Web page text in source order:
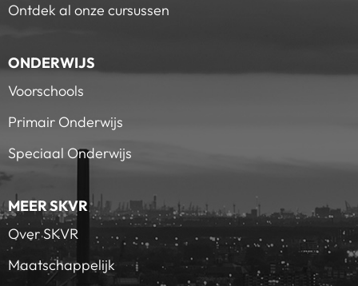
Ontdek al onze cursussen
ONDERWIJS
Voorschools
Primair Onderwijs
Speciaal Onderwijs
MEER SKVR
Over SKVR
Maatschappelijk